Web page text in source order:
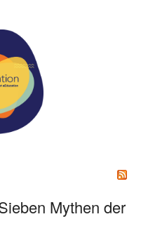
Mythen der